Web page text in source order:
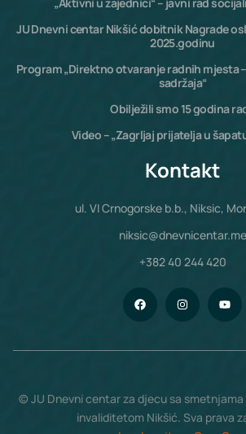
JU Dnevni centar Nikšić dobitnik Nagrade
2025.godinu
Program „Direktno otvaranje radnih mjesta
sadržaja“
Obilježili smo 15 godina
Video – „Zagrljaj prijatelja u
Kontakt
ul. VI Crnogorske b.b., Niksic,
niksic@dnevnicentar.me
+382 40 244 420
© JU Dnevni centar za djecu sa smetnjama
invaliditetom Nikšić. Sva prava